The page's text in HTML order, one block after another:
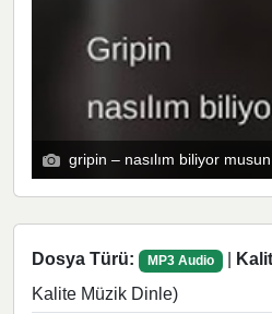
gripin – nasılım biliyor
Dosya Türü: MP3 Audio |
Kalite Müzik Dinle)